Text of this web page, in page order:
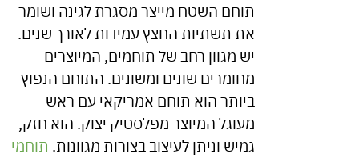
תוחם השטח מייצר מסגרת לגינה ושומר
את תשתיות החצץ עמידות לאורך שנים.
יש מגוון רחב של תוחמים, המיוצרים
מחומרים שונים ומשונים. התוחם הנפוץ
ביותר הוא תוחם אמריקאי עם ראש
מעוגל המיוצר מפלסטיק יצוק. הוא חזק,
גמיש וניתן לעיצוב בצורות מגוונות. תוחמי